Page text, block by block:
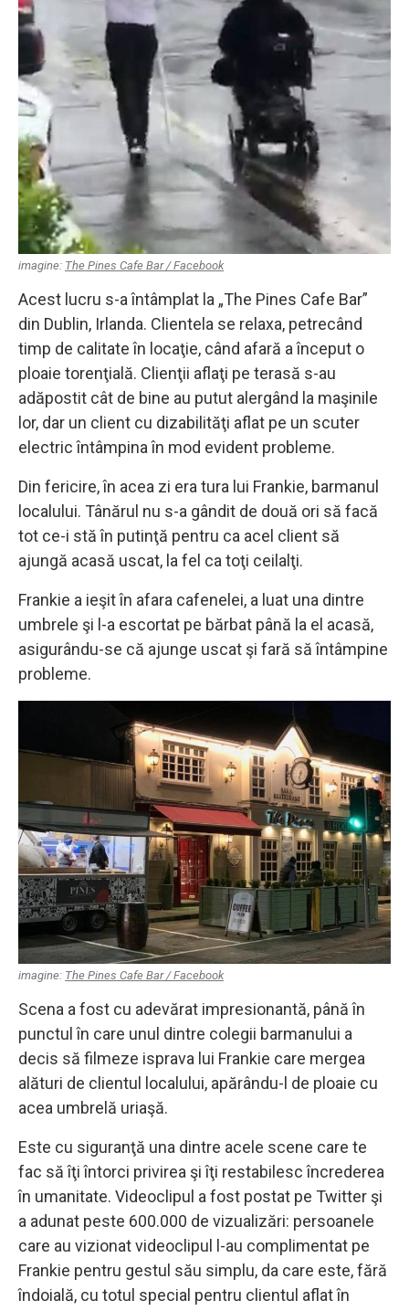
imagine: The Pines Cafe Bar / Facebook
Acest lucru s-a întâmplat la „The Pines Cafe Bar”
din Dublin, Irlanda. Clientela se relaxa, petrecând
timp de calitate în locaţie, când afară a început o
ploaie torenţială. Clienţii aflaţi pe terasă s-au
adăpostit cât de bine au putut alergând la maşinile
lor, dar un client cu dizabilităţi aflat pe un scuter
electric întâmpina în mod evident probleme.
Din fericire, în acea zi era tura lui Frankie, barmanul
localului. Tânărul nu s-a gândit de două ori să facă
tot ce-i stă în putinţă pentru ca acel client să
ajungă acasă uscat, la fel ca toţi ceilalţi.
Frankie a ieşit în afara cafenelei, a luat una dintre
umbrele şi l-a escortat pe bărbat până la el acasă,
asigurându-se că ajunge uscat şi fară să întâmpine
probleme.
imagine: The Pines Cafe Bar / Facebook
Scena a fost cu adevărat impresionantă, până în
punctul în care unul dintre colegii barmanului a
decis să filmeze isprava lui Frankie care mergea
alături de clientul localului, apărându-l de ploaie cu
acea umbrelă uriaşă.
Este cu siguranţă una dintre acele scene care te
fac să îţi întorci privirea şi îţi restabilesc încrederea
în umanitate. Videoclipul a fost postat pe Twitter şi
a adunat peste 600.000 de vizualizări: persoanele
care au vizionat videoclipul l-au complimentat pe
Frankie pentru gestul său simplu, da care este, fără
îndoială, cu totul special pentru clientul aflat în